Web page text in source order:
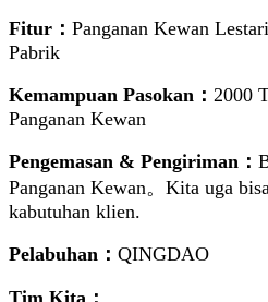
Fitur： Panganan Kewan
Pabrik
Kemampuan Pasokan： 2000
Panganan Kewan
Pengemasan & Pengiriman：
Panganan Kewan。Kita uga
kabutuhan klien.
Pelabuhan： QINGDAO